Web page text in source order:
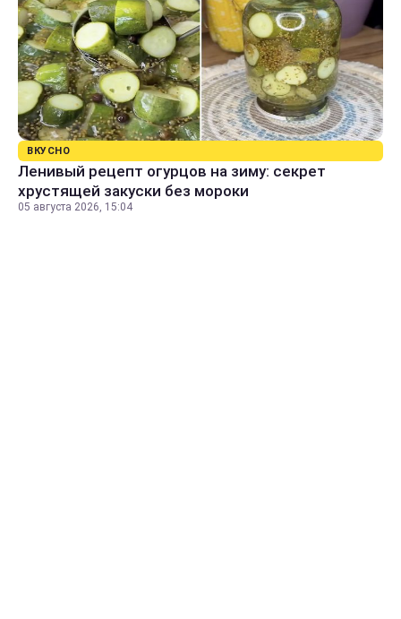
ВКУСНО
Ленивый рецепт огурцов на зиму: секрет
хрустящей закуски без мороки
05 августа 2026, 15:04